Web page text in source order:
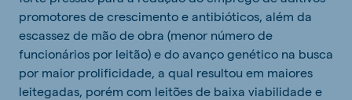
promotores de crescimento e antibióticos, além da
escassez de mão de obra (menor número de
funcionários por leitão) e do avanço genético na busca
por maior prolificidade, a qual resultou em maiores
leitegadas, porém com leitões de baixa viabilidade e